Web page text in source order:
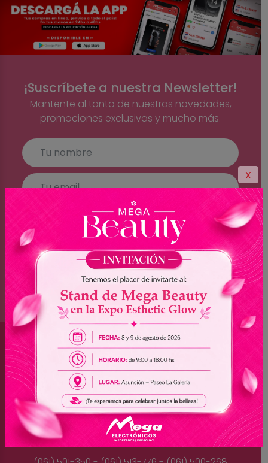
X
¡Suscríbete a nuestra Newsletter!
Mantente al tanto de nuestras novedades,
promociones exclusivas y mucho más.
Brasil
(045) 3528-9053 - (045) 3528-8462
(045) 3025-7072 - (045) 3025-7736
(045) 3025-7713
Paraguay